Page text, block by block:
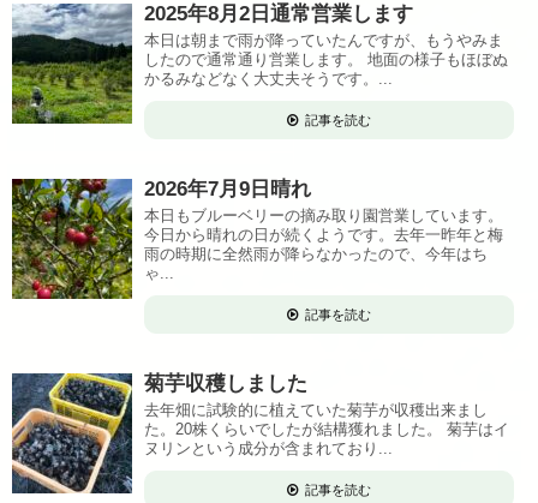
2025年8月2日通常営業します
本日は朝まで雨が降っていたんですが、もうやみま
したので通常通り営業します。 地面の様子もほぼぬ
かるみなどなく大丈夫そうです。...
記事を読む
2026年7月9日晴れ
本日もブルーベリーの摘み取り園営業しています。
今日から晴れの日が続くようです。去年一昨年と梅
雨の時期に全然雨が降らなかったので、今年はち
ゃ...
記事を読む
菊芋収穫しました
去年畑に試験的に植えていた菊芋が収穫出来まし
た。20株くらいでしたが結構獲れました。 菊芋はイ
ヌリンという成分が含まれており...
記事を読む